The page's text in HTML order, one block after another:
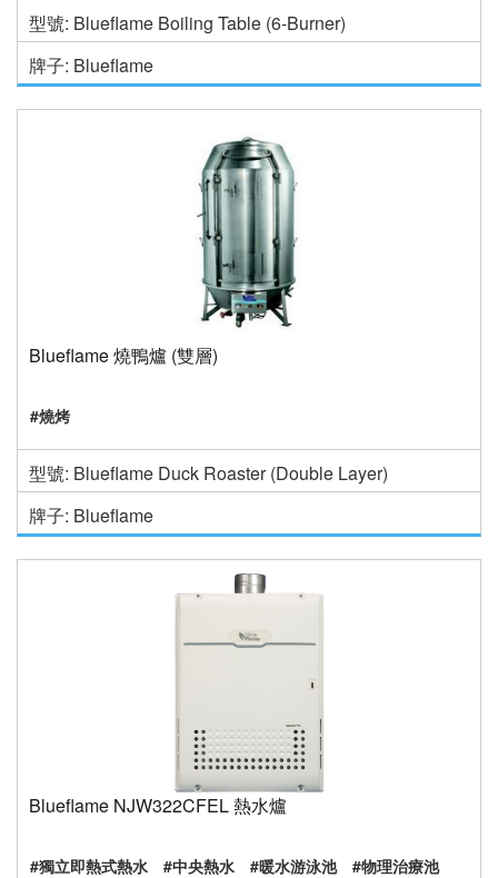
型號: Blueflame Boiling Table (6-Burner)
牌子: Blueflame
Blueflame 燒鴨爐 (雙層)
#燒烤
型號: Blueflame Duck Roaster (Double Layer)
牌子: Blueflame
Blueflame NJW322CFEL 熱水爐
#獨立即熱式熱水 #中央熱水 #暖水游泳池 #物理治療池